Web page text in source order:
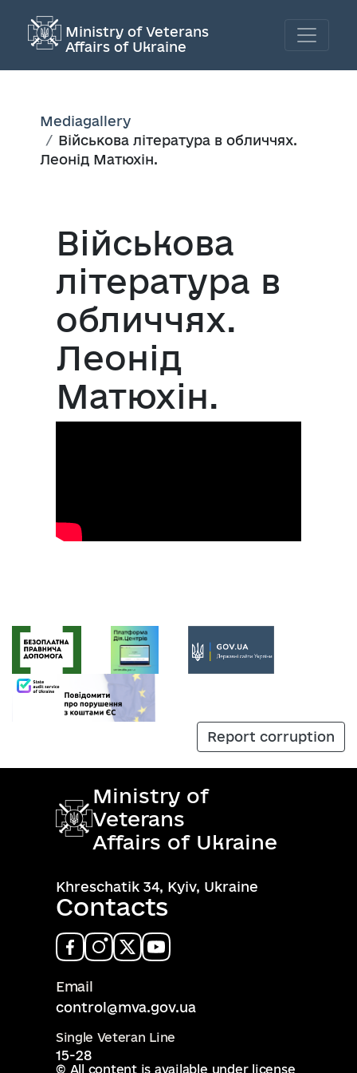
Ministry of Veterans
Affairs of Ukraine
Mediagallery
Військова література в обличчях.
Леонід Матюхін.
Військова
література в
обличчях.
Леонід
Матюхін.
Report corruption
Ministry of
Veterans
Affairs of Ukraine
Khreschatik 34, Kyiv, Ukraine
Contacts
Email
control@mva.gov.ua
Single Veteran Line
15-28
© All content is available under license